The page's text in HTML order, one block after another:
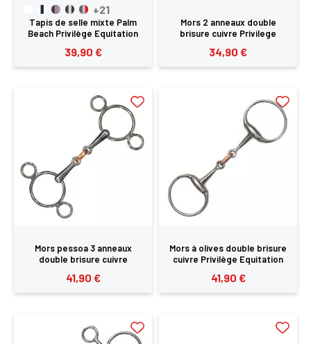
+21
Tapis de selle mixte Palm
Beach Privilège Equitation
39,90 €
Mors 2 anneaux double
brisure cuivre Privilege
34,90 €
Mors pessoa 3 anneaux
double brisure cuivre
41,90 €
Mors à olives double brisure
cuivre Privilège Equitation
41,90 €